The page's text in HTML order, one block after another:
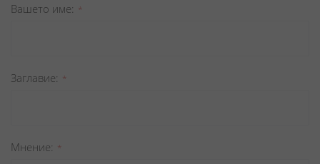
star
stars
stars
stars
stars
Вашето име
Заглавиe
Мнение